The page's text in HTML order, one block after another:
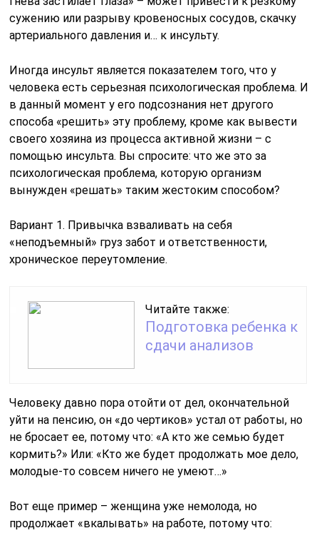
сужению или разрыву кровеносных сосудов, скачку
артериального давления и… к инсульту.
Иногда инсульт является показателем того, что у
человека есть серьезная психологическая проблема. И
в данный момент у его подсознания нет другого
способа «решить» эту проблему, кроме как вывести
своего хозяина из процесса активной жизни – с
помощью инсульта. Вы спросите: что же это за
психологическая проблема, которую организм
вынужден «решать» таким жестоким способом?
Вариант 1. Привычка взваливать на себя
«неподъемный» груз забот и ответственности,
хроническое переутомление.
Читайте также:
Подготовка ребенка к
сдачи анализов
Человеку давно пора отойти от дел, окончательной
уйти на пенсию, он «до чертиков» устал от работы, но
не бросает ее, потому что: «А кто же семью будет
кормить?» Или: «Кто же будет продолжать мое дело,
молодые-то совсем ничего не умеют…»
Вот еще пример – женщина уже немолода, но
продолжает «вкалывать» на работе, потому что: